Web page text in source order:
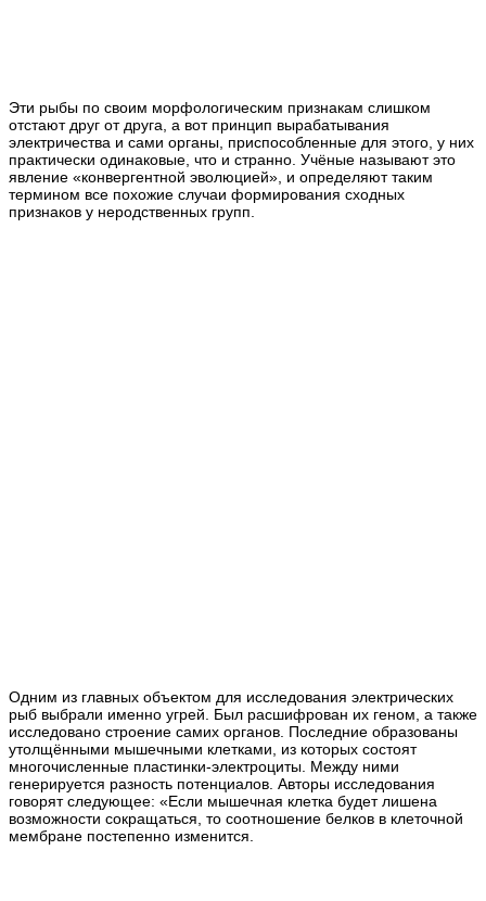
Эти рыбы по своим морфологическим признакам слишком
отстают друг от друга, а вот принцип вырабатывания
электричества и сами органы, приспособленные для этого, у них
практически одинаковые, что и странно. Учёные называют это
явление «конвергентной эволюцией», и определяют таким
термином все похожие случаи формирования сходных
признаков у неродственных групп.
Одним из главных объектом для исследования электрических
рыб выбрали именно угрей. Был расшифрован их геном, а также
исследовано строение самих органов. Последние образованы
утолщёнными мышечными клетками, из которых состоят
многочисленные пластинки-электроциты. Между ними
генерируется разность потенциалов. Авторы исследования
говорят следующее: «Если мышечная клетка будет лишена
возможности сокращаться, то соотношение белков в клеточной
мембране постепенно изменится.